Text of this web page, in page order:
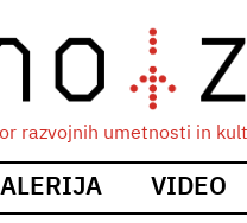
razvojnih umetnosti in
VIDEO